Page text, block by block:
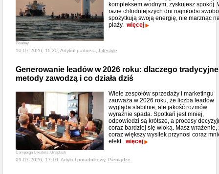
Pixabay
kompleksem wodnym, zyskujesz spokój.
razie chłodniejszych dni najmłodsi
spożytkują swoją energię, nie marznąc
plaży. więcej
10-07-2026, 11:30, Artykuł partnera, Lifestyle
Generowanie leadów w 2026 roku: dlaczego tradycyjne
metody zawodzą i co działa dziś
Campaign Creators, Unsplash
Wiele zespołów sprzedaży i marketingu
zauważa w 2026 roku, że liczba leadów
wygląda stabilnie, ale jakość rozmów
wyraźnie spada. Spotkań jest mniej,
odpowiedzi są krótsze, a procesy
coraz bardziej się wloką. Masz wrażenie,
coraz większy wysiłek przynosi coraz
efekt. więcej
09-07-2026, 17:10, Artykuł poradnikowy, Pieniądze